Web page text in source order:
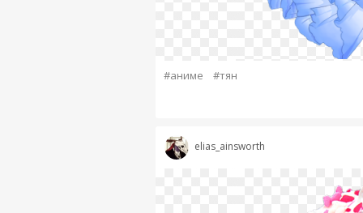
#аниме #тян
elias_ainsworth